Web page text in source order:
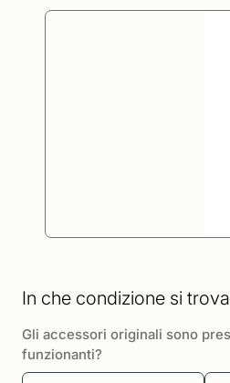
In che condizione si
Gli accessori originali sono
funzionanti?